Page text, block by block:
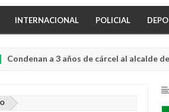
INTERNACIONAL POLICIAL
a 3 años de cárcel al alcalde de